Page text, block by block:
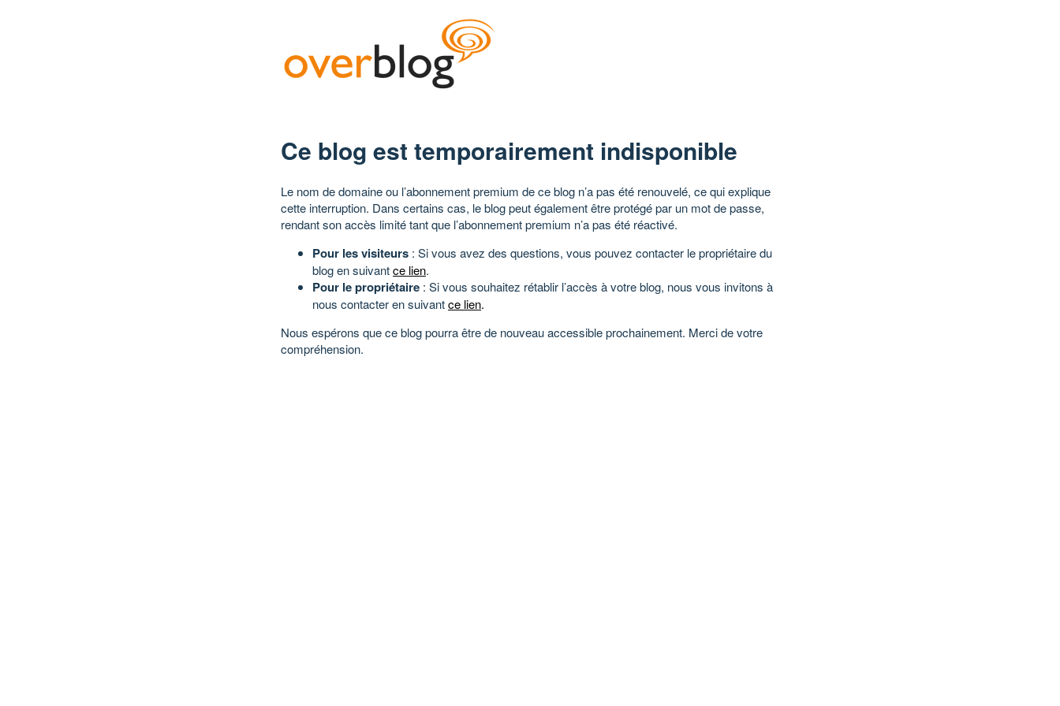
Ce blog est temporairement indisponible
Le nom de domaine ou l’abonnement premium de ce blog n’a pas été renouvelé, ce qui explique
cette interruption. Dans certains cas, le blog peut également être protégé par un mot de passe,
rendant son accès limité tant que l’abonnement premium n’a pas été réactivé.
Pour les visiteurs : Si vous avez des questions, vous pouvez contacter le propriétaire du
blog en suivantce lien.
Pour le propriétaire : Si vous souhaitez rétablir l’accès à votre blog, nous vous invitons à
nous contacter en suivantce lien.
Nous espérons que ce blog pourra être de nouveau accessible prochainement. Merci de votre
compréhension.